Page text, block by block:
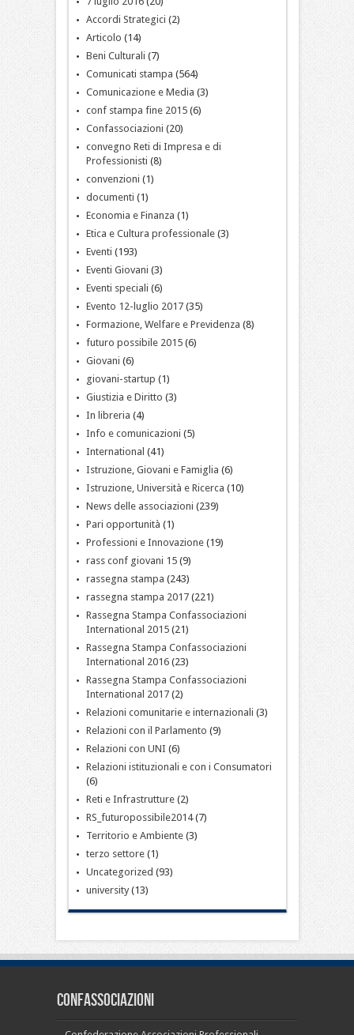
Accordi Strategici (2)
Articolo (14)
Beni Culturali (7)
Comunicati stampa (564)
Comunicazione e Media (3)
conf stampa fine 2015(6)
Confassociazioni (20)
convegno Reti di Impresa e di
Professionisti (8)
convenzioni (1)
documenti (1)
Economia e Finanza (1)
Etica e Cultura professionale(3)
Eventi (193)
Eventi Giovani (3)
Eventi speciali (6)
Evento 12-luglio 2017(35)
Formazione, Welfare e Previdenza (8)
futuro possibile 2015(6)
Giovani (6)
giovani-startup (1)
Giustizia e Diritto (3)
In libreria (4)
Info e comunicazioni (5)
International (41)
Istruzione, Giovani e Famiglia (6)
Istruzione, Università e Ricerca (10)
News delle associazioni (239)
Pari opportunità (1)
Professioni e Innovazione(19)
rass conf giovani 15(9)
rassegna stampa (243)
rassegna stampa 2017(221)
Rassegna Stampa Confassociazioni
International 2015(21)
Rassegna Stampa Confassociazioni
International 2016(23)
Rassegna Stampa Confassociazioni
International 2017(2)
Relazioni comunitarie e internazionali (3)
Relazioni con il Parlamento (9)
Relazioni con UNI (6)
Relazioni istituzionali e con i Consumatori
(6)
Reti e Infrastrutture(2)
RS_futuropossibile2014(7)
Territorio e Ambiente(3)
terzo settore(1)
Uncategorized (93)
university(13)
CONFASSOCIAZIONI